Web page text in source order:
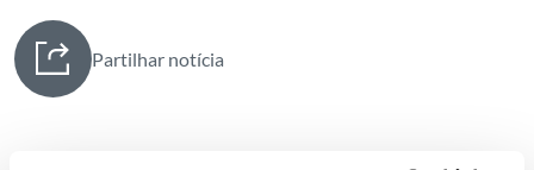
Partilhar notícia